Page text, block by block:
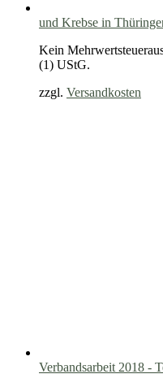
und Krebse in
Kein
(1) UStG.
zzgl. Versandkosten
Verbandsarbeit 2018 -